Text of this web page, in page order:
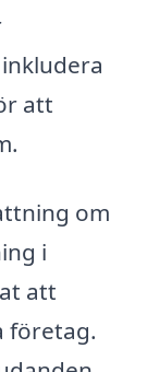
att
om
i
att
företag.